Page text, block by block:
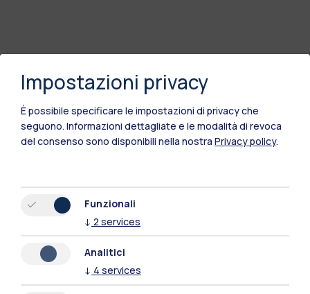
Polimi Community
Tutti i siti dell’ecosistema
Residenze Frontiere
Impostazioni privacy
È possibile specificare le impostazioni di privacy che
seguono. Informazioni dettagliate e le modalità di revoca
del consenso sono disponibili nella nostra Privacy policy.
Funzionali
↓ 2 services
Analitici
↓ 4 services